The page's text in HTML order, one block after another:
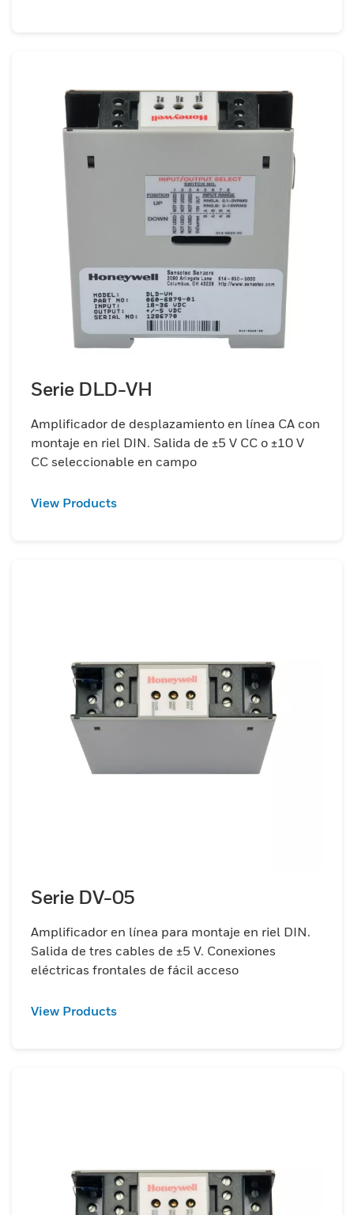
Serie DLD-VH
Amplificador de desplazamiento en línea CA con
montaje en riel DIN. Salida de ±5 V CC o ±10 V
CC seleccionable en campo
View Products
Serie DV-05
Amplificador en línea para montaje en riel DIN.
Salida de tres cables de ±5 V. Conexiones
eléctricas frontales de fácil acceso
View Products